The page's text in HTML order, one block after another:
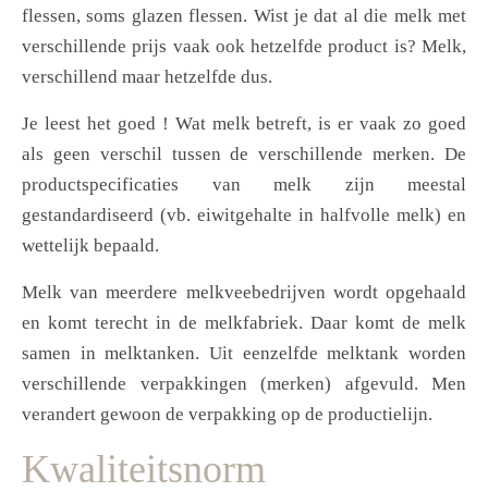
flessen, soms glazen flessen. Wist je dat al die melk met
verschillende prijs vaak ook hetzelfde product is? Melk,
verschillend maar hetzelfde dus.
Je leest het goed ! Wat melk betreft, is er vaak zo goed
als geen verschil tussen de verschillende merken. De
productspecificaties van melk zijn meestal
gestandardiseerd (vb. eiwitgehalte in halfvolle melk) en
wettelijk bepaald.
Melk van meerdere melkveebedrijven wordt opgehaald
en komt terecht in de melkfabriek. Daar komt de melk
samen in melktanken. Uit eenzelfde melktank worden
verschillende verpakkingen (merken) afgevuld. Men
verandert gewoon de verpakking op de productielijn.
Kwaliteitsnorm